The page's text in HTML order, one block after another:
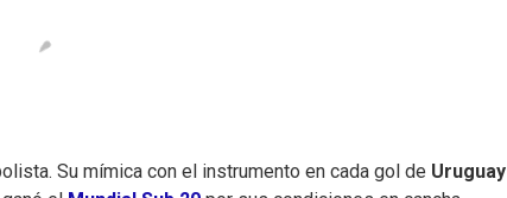
Su mímica con el instrumento en cada gol de Uruguay